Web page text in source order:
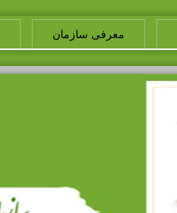
معرفی سازمان